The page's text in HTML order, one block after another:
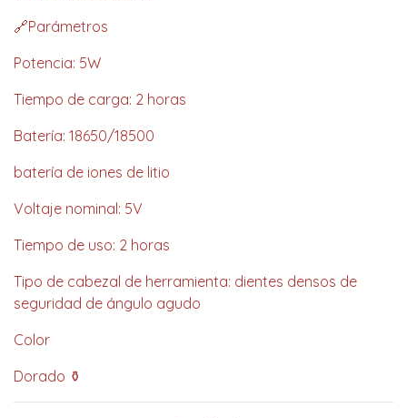
🔗Parámetros
Potencia: 5W
Tiempo de carga: 2 horas
Batería: 18650/18500
batería de iones de litio
Voltaje nominal: 5V
Tiempo de uso: 2 horas
Tipo de cabezal de herramienta: dientes densos de
seguridad de ángulo agudo
Color
Dorado ⚱️